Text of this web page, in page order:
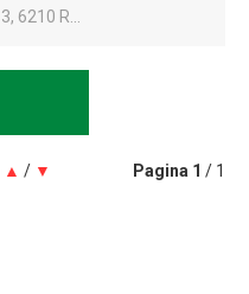
▲ / ▼ Pagina 1 / 1